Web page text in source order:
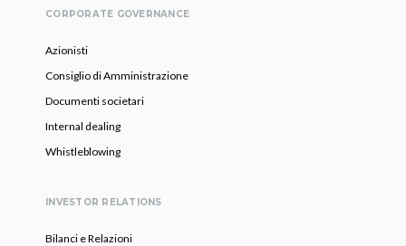
CORPORATE GOVERNANCE
Azionisti
Consiglio di Amministrazione
Documenti societari
Internal dealing
Whistleblowing
INVESTOR RELATIONS
Bilanci e Relazioni